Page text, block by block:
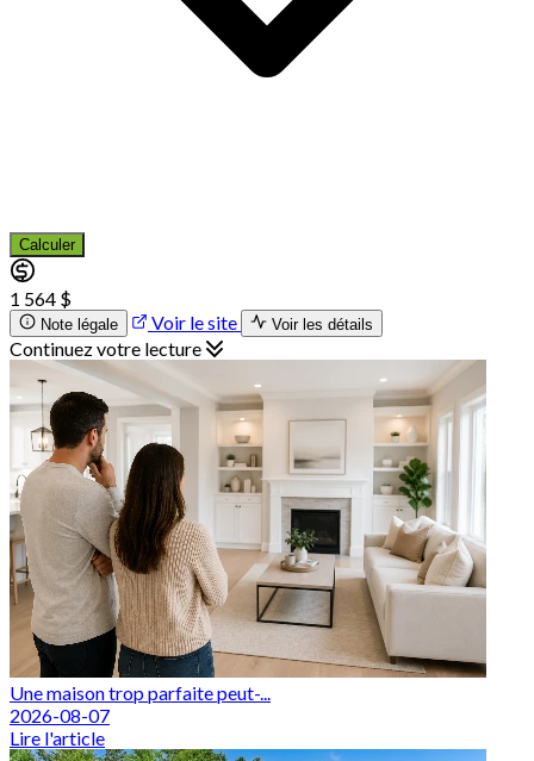
Calculer
1 564 $
Note légale Voir le site Voir les détails
Continuez votre lecture
Une maison trop parfaite peut-...
2026-08-07
Lire l'article